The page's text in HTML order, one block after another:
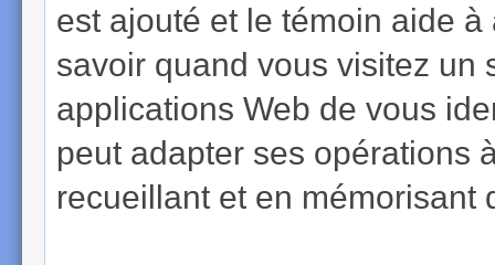
est ajouté et le témoin aide
savoir quand vous visitez un
applications Web de vous
peut adapter ses opérations
recueillant et en mémorisant